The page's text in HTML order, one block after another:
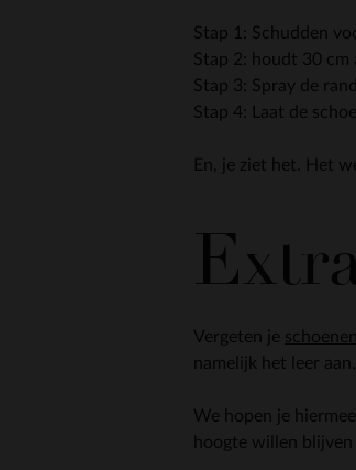
Stap 1: Schudden
Stap 2: houdt 30 cm
Stap 3: Spray de
Stap 4: Laat de
En, je ziet het. Het
Vergeten je schoenen
namelijk het leer aan.
We hopen je
hoogte willen